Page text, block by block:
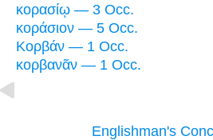
κορασίῳ — 3 Occ.
κοράσιον — 5 Occ.
Κορβάν — 1 Occ.
κορβανᾶν — 1 Occ.
Englishman's